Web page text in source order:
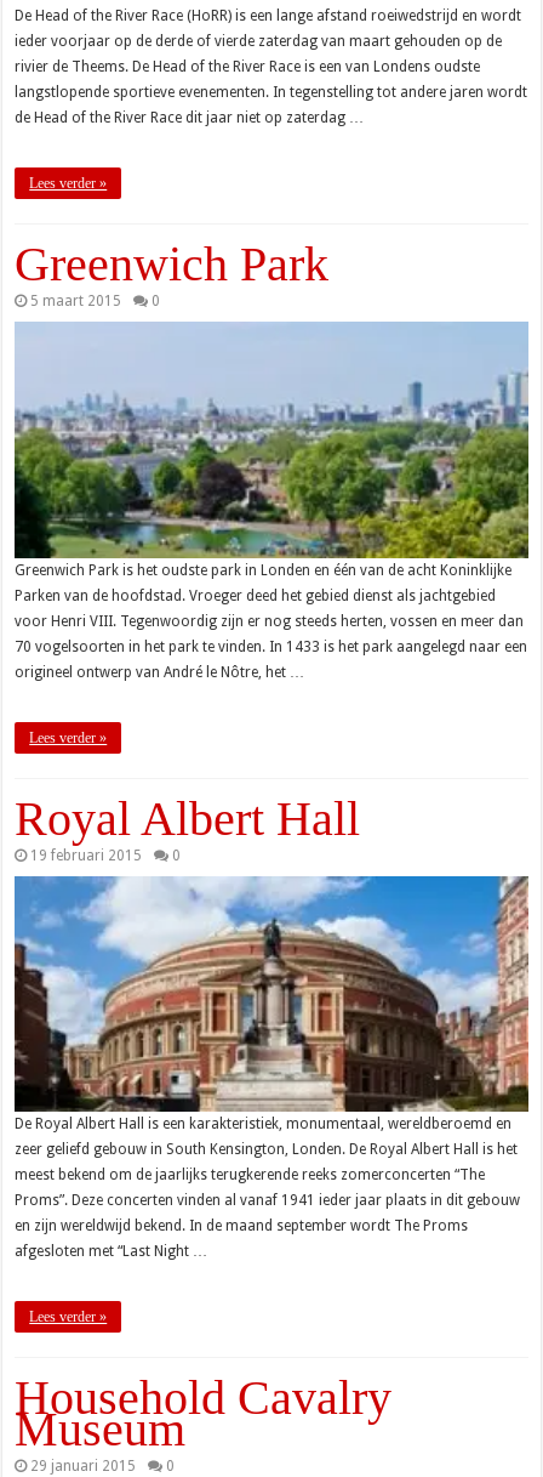
De Head of the River Race (HoRR) is een lange afstand roeiwedstrijd en wordt
ieder voorjaar op de derde of vierde zaterdag van maart gehouden op de
rivier de Theems. De Head of the River Race is een van Londens oudste
langstlopende sportieve evenementen. In tegenstelling tot andere jaren wordt
de Head of the River Race dit jaar niet op zaterdag …
Lees verder »
Greenwich Park
5 maart 2015 0
Greenwich Park is het oudste park in Londen en één van de acht Koninklijke
Parken van de hoofdstad. Vroeger deed het gebied dienst als jachtgebied
voor Henri VIII. Tegenwoordig zijn er nog steeds herten, vossen en meer dan
70 vogelsoorten in het park te vinden. In 1433 is het park aangelegd naar een
origineel ontwerp van André le Nôtre, het …
Lees verder »
Royal Albert Hall
19 februari 2015 0
De Royal Albert Hall is een karakteristiek, monumentaal, wereldberoemd en
zeer geliefd gebouw in South Kensington, Londen. De Royal Albert Hall is het
meest bekend om de jaarlijks terugkerende reeks zomerconcerten “The
Proms”. Deze concerten vinden al vanaf 1941 ieder jaar plaats in dit gebouw
en zijn wereldwijd bekend. In de maand september wordt The Proms
afgesloten met “Last Night …
Lees verder »
Household Cavalry
Museum
29 januari 2015 0